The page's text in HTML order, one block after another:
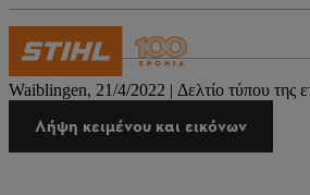
Τύπος
Waiblingen, 21/4/2022 | Δελτίο τύπου της
Λήψη κειμένου και εικόνων